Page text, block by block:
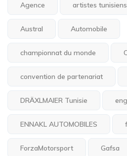
Agence artistes tunisiens
Austral Automobile
championnat du monde
convention de partenariat
DRÄXLMAIER Tunisie
ENNAKL AUTOMOBILES
ForzaMotorsport Gafsa